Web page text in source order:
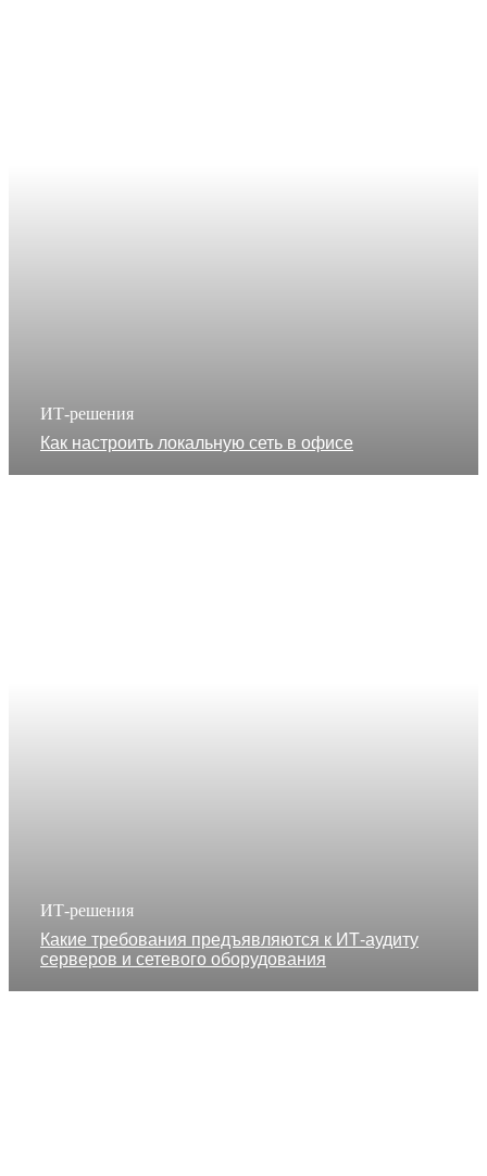
ИТ-решения
Как настроить локальную сеть в офисе
ИТ-решения
Какие требования предъявляются к ИТ-аудиту
серверов и сетевого оборудования